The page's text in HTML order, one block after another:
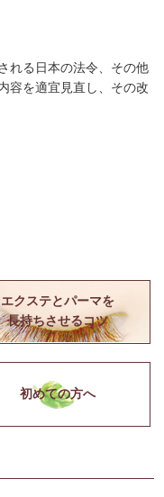
れる日本の法令、その他
容を適宜見直し、その改
エクステとパーマを
長持ちさせるコツ
初めての方へ